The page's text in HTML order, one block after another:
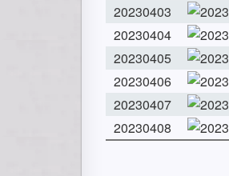
20230403
20230404
20230405
20230406
20230407
20230408